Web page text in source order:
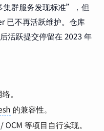
集群服务发现标准”，但
已不再活跃维护。仓库
活跃提交停留在 2023 年
。
的兼容性。
等项目自行实现。